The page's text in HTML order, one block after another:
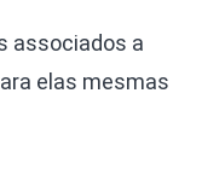
associados a
elas mesmas